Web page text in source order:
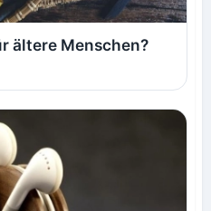
ältere Menschen?